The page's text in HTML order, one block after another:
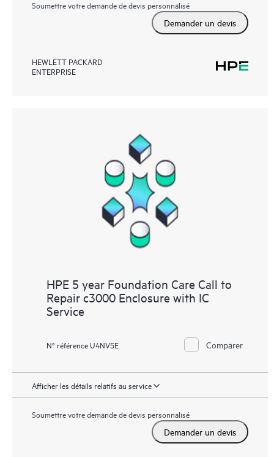
Soumettre votre demande de devis personnalisé
Demander un devis
HEWLETT PACKARD
ENTERPRISE
HPE 5 year Foundation Care Call to
Repair c3000 Enclosure with IC
Service
N° référence U4NV5E Comparer
Afficher les détails relatifs au service
Soumettre votre demande de devis personnalisé
Demander un devis